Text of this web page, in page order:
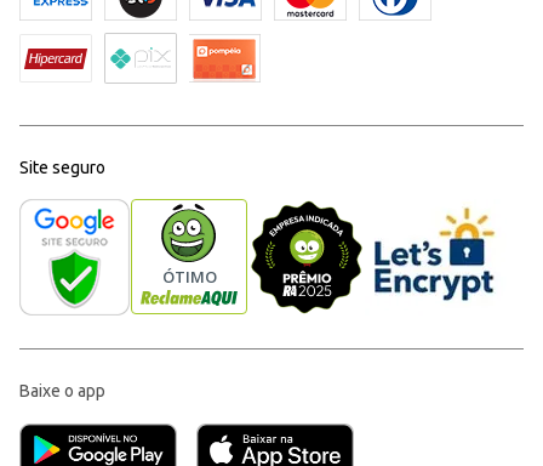
Site seguro
Baixe o app